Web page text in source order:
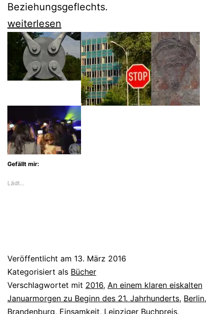
Beziehungsgeflechts.
Roland
Schimmelpfennig
und
wolf“
in
Berlin
und
weiterlesen
Gefällt mir:
Lädt…
Veröffentlicht am 13. März 2016
Kategorisiert als Bücher
Verschlagwortet mit 2016, An einem klaren eiskalten
Januarmorgen zu Beginn des 21. Jahrhunderts, Berlin,
Brandenburg, Einsamkeit, Leipziger Buchpreis,